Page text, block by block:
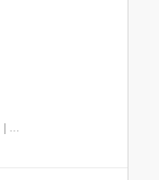
인플루엔셜